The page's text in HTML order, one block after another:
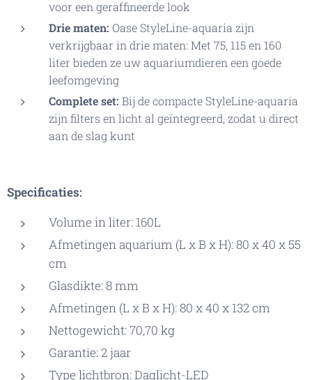
voor een geraffineerde look
Drie maten: Oase StyleLine-aquaria zijn
verkrijgbaar in drie maten: Met 75, 115 en 160
liter bieden ze uw aquariumdieren een goede
leefomgeving
Complete set: Bij de compacte StyleLine-aquaria
zijn filters en licht al geïntegreerd, zodat u direct
aan de slag kunt
Specificaties:
Volume in liter: 160L
Afmetingen aquarium (L x B x H): 80 x 40 x 55
cm
Glasdikte: 8 mm
Afmetingen (L x B x H): 80 x 40 x 132 cm
Nettogewicht: 70,70 kg
Garantie: 2 jaar
Type lichtbron: Daglicht-LED